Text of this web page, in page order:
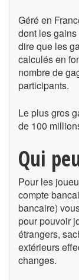
Géré en
dont les gains
dire que les
calculés en
nombre de
participants.
Le plus gros
de 100
Qui
Pour les
compte
bancaire)
pour pouvoir
étrangers,
extérieurs
changes.